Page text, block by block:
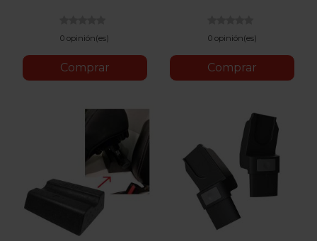
0 opinión(es)
Comprar
0 opinión(es)
Comprar